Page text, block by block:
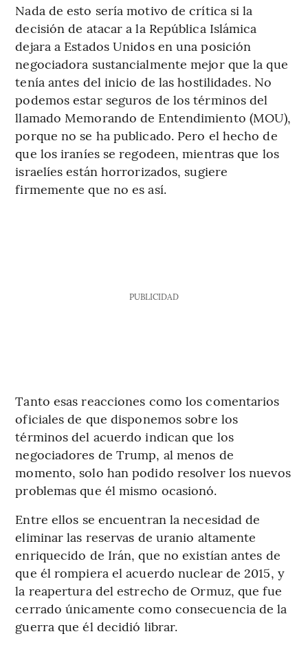
Nada de esto sería motivo de crítica si la
decisión de atacar a la República Islámica
dejara a Estados Unidos en una posición
negociadora sustancialmente mejor que la que
tenía antes del inicio de las hostilidades. No
podemos estar seguros de los términos del
llamado Memorando de Entendimiento (MOU),
porque no se ha publicado. Pero el hecho de
que los iraníes se regodeen, mientras que los
israelíes están horrorizados, sugiere
firmemente que no es así.
PUBLICIDAD
Tanto esas reacciones como los comentarios
oficiales de que disponemos sobre los
términos del acuerdo indican que los
negociadores de Trump, al menos de
momento, solo han podido resolver los nuevos
problemas que él mismo ocasionó.
Entre ellos se encuentran la necesidad de
eliminar las reservas de uranio altamente
enriquecido de Irán, que no existían antes de
que él rompiera el acuerdo nuclear de 2015, y
la reapertura del estrecho de Ormuz, que fue
cerrado únicamente como consecuencia de la
guerra que él decidió librar.